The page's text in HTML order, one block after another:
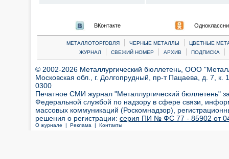
ВКонтакте
МЕТАЛЛОТОРГОВЛЯ | ЧЕРНЫЕ МЕТАЛЛЫ |
ЦВЕТНЫЕ
ЖУРНАЛ
| СВЕЖИЙ НОМЕР | АРХИВ | ПОДПИСКА |
© 2002-2026 Металлургический бюллетень, ООО
Московская обл., г. Долгопрудный, пр-т Пацаева, д. 7,
0300
Печатное СМИ журнал "Металлургический бюллетень"
Федеральной службой по надзору в сфере связи,
массовых коммуникаций (Роскомнадзор),
решения о регистрации: серия ПИ № ФС 77 - 85902 от 04
О журнале | Реклама | Контакты